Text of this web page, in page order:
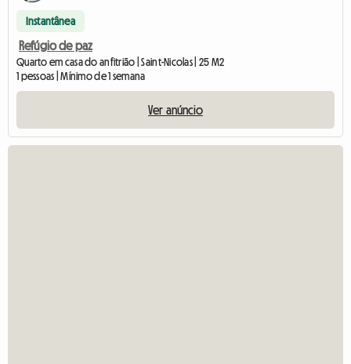
Instantânea
Refúgio de paz
Quarto em casa do anfitrião | Saint-Nicolas | 25 M2
1 pessoas | Mínimo de 1 semana
Ver anúncio